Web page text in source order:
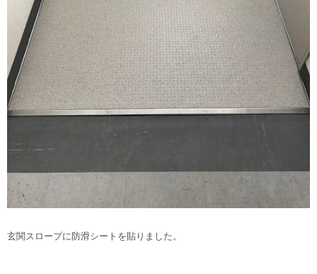
玄関スロープに防滑シートを貼りました。